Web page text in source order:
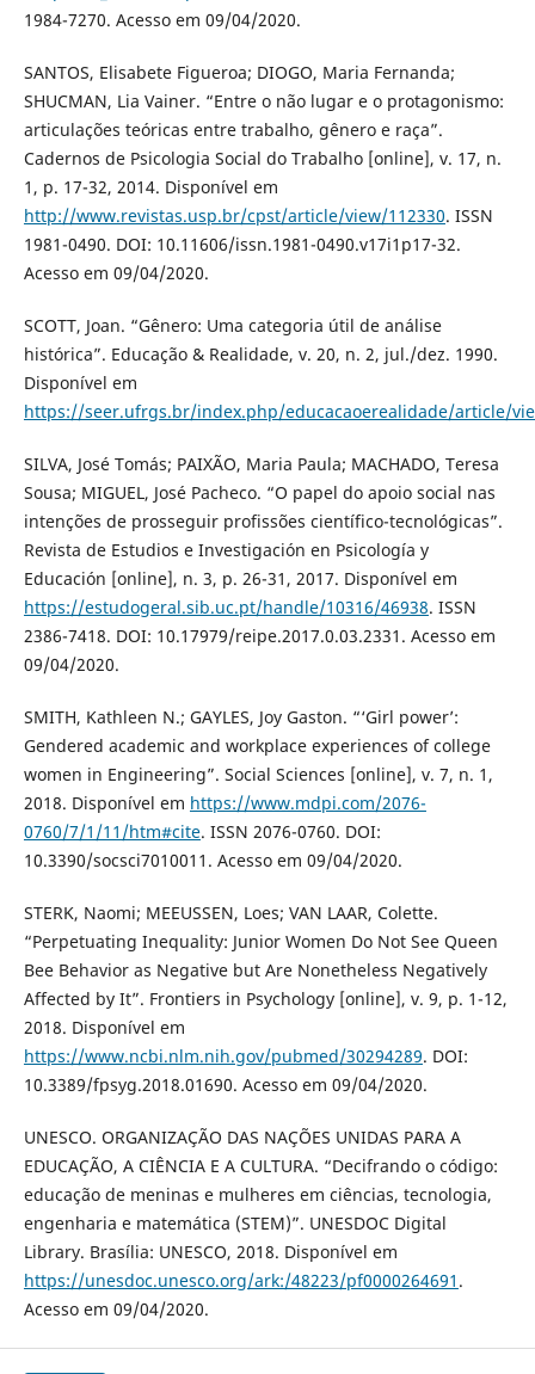
1984-7270. Acesso em 09/04/2020.
SANTOS, Elisabete Figueroa; DIOGO, Maria Fernanda;
SHUCMAN, Lia Vainer. “Entre o não lugar e o protagonismo:
articulações teóricas entre trabalho, gênero e raça”.
Cadernos de Psicologia Social do Trabalho [online], v. 17, n.
1, p. 17-32, 2014. Disponível em
http://www.revistas.usp.br/cpst/article/view/112330. ISSN
1981-0490. DOI: 10.11606/issn.1981-0490.v17i1p17-32.
Acesso em 09/04/2020.
SCOTT, Joan. “Gênero: Uma categoria útil de análise
histórica”. Educação & Realidade, v. 20, n. 2, jul./dez. 1990.
Disponível em
https://seer.ufrgs.br/index.php/educacaoerealidade/article/
SILVA, José Tomás; PAIXÃO, Maria Paula; MACHADO, Teresa
Sousa; MIGUEL, José Pacheco. “O papel do apoio social nas
intenções de prosseguir profissões científico-tecnológicas”.
Revista de Estudios e Investigación en Psicología y
Educación [online], n. 3, p. 26-31, 2017. Disponível em
https://estudogeral.sib.uc.pt/handle/10316/46938. ISSN
2386-7418. DOI: 10.17979/reipe.2017.0.03.2331. Acesso em
09/04/2020.
SMITH, Kathleen N.; GAYLES, Joy Gaston. “‘Girl power’:
Gendered academic and workplace experiences of college
women in Engineering”. Social Sciences [online], v. 7, n. 1,
2018. Disponível em https://www.mdpi.com/2076-
0760/7/1/11/htm#cite. ISSN 2076-0760. DOI:
10.3390/socsci7010011. Acesso em 09/04/2020.
STERK, Naomi; MEEUSSEN, Loes; VAN LAAR, Colette.
“Perpetuating Inequality: Junior Women Do Not See Queen
Bee Behavior as Negative but Are Nonetheless Negatively
Affected by It”. Frontiers in Psychology [online], v. 9, p. 1-12,
2018. Disponível em
https://www.ncbi.nlm.nih.gov/pubmed/30294289. DOI:
10.3389/fpsyg.2018.01690. Acesso em 09/04/2020.
UNESCO. ORGANIZAÇÃO DAS NAÇÕES UNIDAS PARA A
EDUCAÇÃO, A CIÊNCIA E A CULTURA. “Decifrando o código:
educação de meninas e mulheres em ciências, tecnologia,
engenharia e matemática (STEM)”. UNESDOC Digital
Library. Brasília: UNESCO, 2018. Disponível em
https://unesdoc.unesco.org/ark:/48223/pf0000264691 .
Acesso em 09/04/2020.